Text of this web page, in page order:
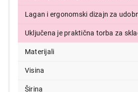
Lagan i ergonomski dizajn za
Uključena je praktična torba za
Materijali
Visina
Širina